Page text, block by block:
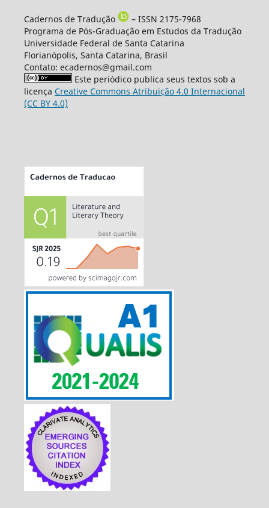
Cadernos de Tradução
– ISSN 2175-7968
Programa de Pós-Graduação em Estudos da Tradução
Universidade Federal de Santa Catarina
Florianópolis, Santa Catarina, Brasil
Contato: ecadernos@gmail.com
Este periódico publica seus textos sob a
licença Creative Commons Atribuição 4.0 Internacional
(CC BY 4.0)